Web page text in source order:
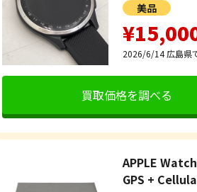
美品
2026/6/14 広島県
買取価格を調べる
APPLE
GPS +